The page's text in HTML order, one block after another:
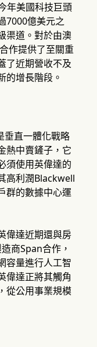
年美國科技巨頭
7000億美元之
渠道。對於由澳
作提供了至關重
了近期營收不及
的增長階段。
垂直一體化戰略
熱中賣鏟子，它
須使用英偉達的
高利潤Blackwell
群的數據中心運
偉達近期還與房
商Span合作，
容量進行人工智
偉達正將其觸角
從公用事業規模